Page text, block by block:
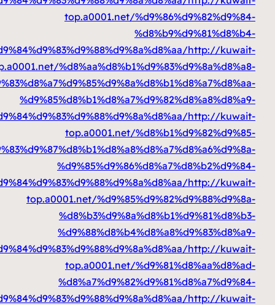
top.a0001.net/
top.a0001.net/
top.a0001.net/
top.a0001.net/
top.a0001.net/